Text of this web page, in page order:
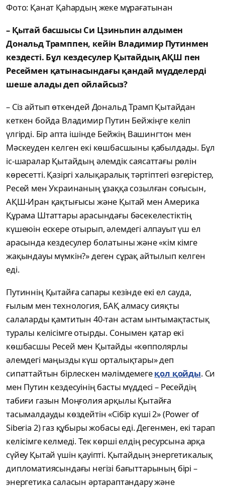
Фото: Қанат Қаһардың жеке мұрағатынан
– Қытай басшысы Си Цзиньпин алдымен
Дональд Трамппен, кейін Владимир Путинмен
кездесті. Бұл кездесулер Қытайдың АҚШ пен
Ресеймен қатынасындағы қандай мүдделерді
шеше алады деп ойлайсыз?
– Сіз айтып өткендей Дональд Трамп Қытайдан
кеткен бойда Владимир Путин Бейжіңге келіп
үлгірді. Бір апта ішінде Бейжің Вашингтон мен
Мәскеуден келген екі көшбасшыны қабылдады. Бұл
іс-шаралар Қытайдың әлемдік саясаттағы рөлін
көресетті. Қазіргі халықаралық тәртіптегі өзгерістер,
Ресей мен Украинаның ұзаққа созылған соғысын,
АҚШ-Иран қақтығысы және Қытай мен Америка
Құрама Штаттары арасындағы бәсекелестіктің
күшеюін ескере отырып, әлемдегі алпауыт үш ел
арасында кездесулер болатыны және «кім кімге
жақындауы мүмкін?» деген сұрақ айтылып келген
еді.
Путиннің Қытайға сапары кезінде екі ел сауда,
ғылым мен технология, БАҚ алмасу сияқты
салаларды қамтитын 40-тан астам ынтымақтастық
туралы келісімге отырды. Сонымен қатар екі
көшбасшы Ресей мен Қытайды «көпполярлы
әлемдегі маңызды күш орталықтары» деп
сипаттайтын бірлескен мәлімдемегеқол қойды. Си
мен Путин кездесуінің басты мүддесі – Ресейдің
табиғи газын Моңғолия арқылы Қытайға
тасымалдауды көздейтін «Сібір күші 2» (Power of
Siberia 2) газ құбыры жобасы еді. Дегенмен, екі тарап
келісімге келмеді. Тек көрші елдің ресурсына арқа
сүйеу Қытай үшін қауіпті. Қытайдың энергетикалық
дипломатиясындағы негізі бағыттарының бірі –
энергетика саласын әртараптандару және